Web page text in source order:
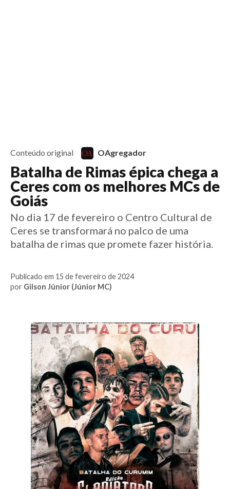
Conteúdo original OAgregador
Batalha de Rimas épica chega a
Ceres com os melhores MCs de
Goiás
No dia 17 de fevereiro o Centro Cultural de
Ceres se transformará no palco de uma
batalha de rimas que promete fazer história.
Publicado em 15 de fevereiro de 2024
por Gilson Júnior (Júnior MC)